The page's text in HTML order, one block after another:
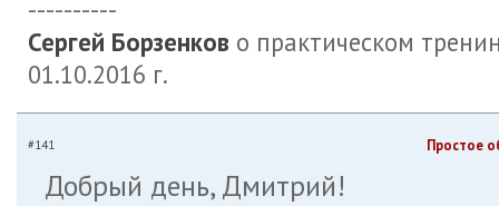
----------
Сергей Борзенков о практическом
01.10.2016 г.
#141 Простое
Добрый день, Дмитрий!